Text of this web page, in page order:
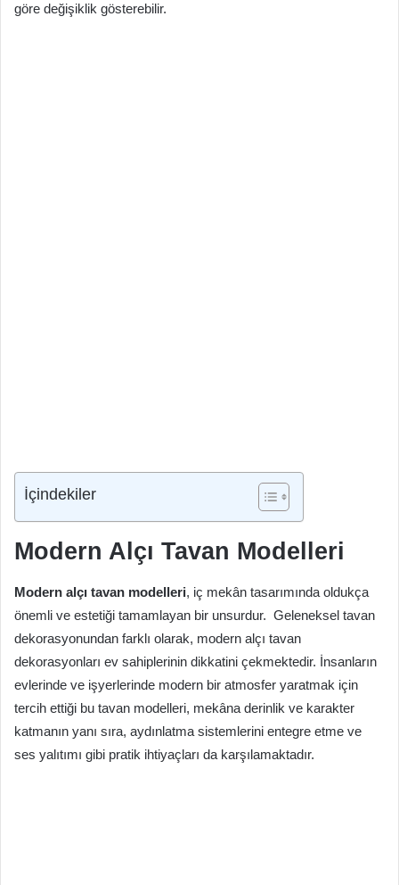
göre değişiklik gösterebilir.
İçindekiler
Modern Alçı Tavan Modelleri
Modern alçı tavan modelleri, iç mekân tasarımında oldukça
önemli ve estetiği tamamlayan bir unsurdur. Geleneksel tavan
dekorasyonundan farklı olarak, modern alçı tavan
dekorasyonları ev sahiplerinin dikkatini çekmektedir. İnsanların
evlerinde ve işyerlerinde modern bir atmosfer yaratmak için
tercih ettiği bu tavan modelleri, mekâna derinlik ve karakter
katmanın yanı sıra, aydınlatma sistemlerini entegre etme ve
ses yalıtımı gibi pratik ihtiyaçları da karşılamaktadır.